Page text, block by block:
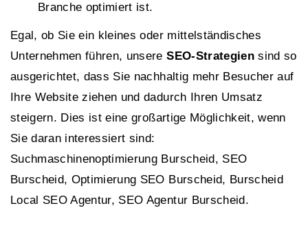
Branche optimiert ist.
Egal, ob Sie ein kleines oder mittelständisches
Unternehmen führen, unsereSEO-Strategiensind so
ausgerichtet, dass Sie nachhaltig mehr Besucher auf
Ihre Website ziehen und dadurch Ihren Umsatz
steigern. Dies ist eine großartige Möglichkeit, wenn
Sie daran interessiert sind:
Suchmaschinenoptimierung Burscheid, SEO
Burscheid, Optimierung SEO Burscheid, Burscheid
Local SEO Agentur, SEO Agentur Burscheid.